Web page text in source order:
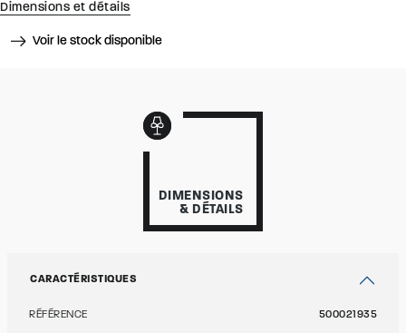
Dimensions et détails
Voir le stock disponible
DIMENSIONS
& DÉTAILS
CARACTÉRISTIQUES
RÉFÉRENCE 500021935